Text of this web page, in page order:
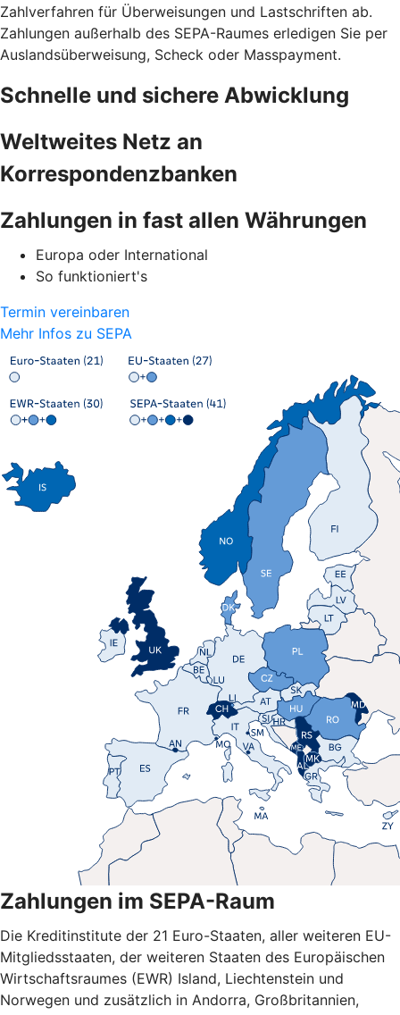
Zahlverfahren für Überweisungen und Lastschriften ab.
Zahlungen außerhalb des SEPA-Raumes erledigen Sie per
Auslandsüberweisung, Scheck oder Masspayment.
Schnelle und sichere Abwicklung
Weltweites Netz an
Korrespondenzbanken
Zahlungen in fast allen Währungen
Europa oder International
So funktioniert's
Termin vereinbaren
Mehr Infos zu SEPA
Zahlungen im SEPA-Raum
Die Kreditinstitute der 21 Euro-Staaten, aller weiteren EU-
Mitgliedsstaaten, der weiteren Staaten des Europäischen
Wirtschaftsraumes (EWR) Island, Liechtenstein und
Norwegen und zusätzlich in Andorra, Großbritannien,